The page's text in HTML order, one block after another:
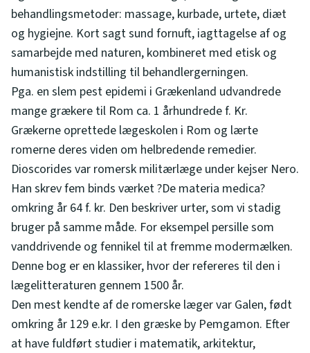
behandlingsmetoder: massage, kurbade, urtete, diæt
og hygiejne. Kort sagt sund fornuft, iagttagelse af og
samarbejde med naturen, kombineret med etisk og
humanistisk indstilling til behandlergerningen.
Pga. en slem pest epidemi i Grækenland udvandrede
mange grækere til Rom ca. 1 århundrede f. Kr.
Grækerne oprettede lægeskolen i Rom og lærte
romerne deres viden om helbredende remedier.
Dioscorides var romersk militærlæge under kejser Nero.
Han skrev fem binds værket ?De materia medica?
omkring år 64 f. kr. Den beskriver urter, som vi stadig
bruger på samme måde. For eksempel persille som
vanddrivende og fennikel til at fremme modermælken.
Denne bog er en klassiker, hvor der refereres til den i
lægelitteraturen gennem 1500 år.
Den mest kendte af de romerske læger var Galen, født
omkring år 129 e.kr. I den græske by Pemgamon. Efter
at have fuldført studier i matematik, arkitektur,